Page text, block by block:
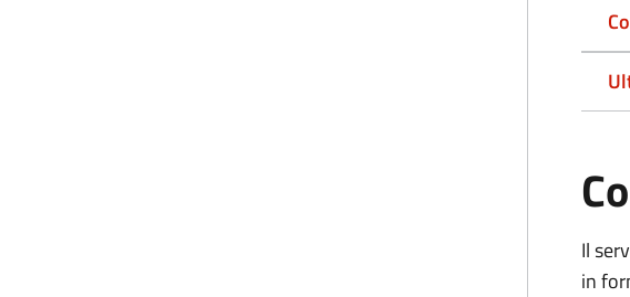
Il
in